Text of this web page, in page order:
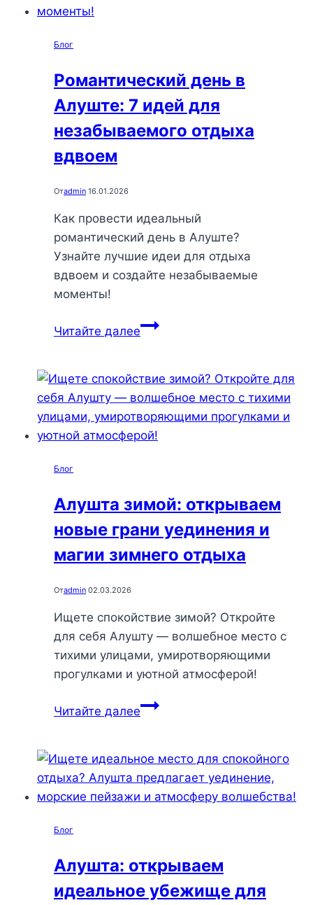
Блог
Романтический день в
Алуште: 7 идей для
незабываемого отдыха
вдвоем
Отadmin 16.01.2026
Как провести идеальный
романтический день в Алуште?
Узнайте лучшие идеи для отдыха
вдвоем и создайте незабываемые
моменты!
Читайте далееРомантический
Алуште:
7
идей
для
вдвоем
Блог
Алушта зимой: открываем
новые грани уединения и
магии зимнего отдыха
Отadmin 02.03.2026
Ищете спокойствие зимой? Откройте
для себя Алушту — волшебное место с
тихими улицами, умиротворяющими
прогулками и уютной атмосферой!
Читайте далееАлушта
новые
грани
уединения
отдыха
Блог
Алушта: открываем
идеальное убежище для